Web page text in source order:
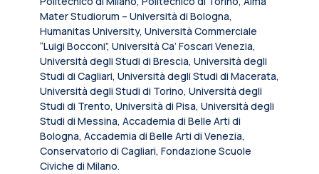
Mater Studiorum – Università di Bologna,
Humanitas University, Università Commerciale
“Luigi Bocconi”, Università Ca’ Foscari Venezia,
Università degli Studi di Brescia, Università degli
Studi di Cagliari, Università degli Studi di Macerata,
Università degli Studi di Torino, Università degli
Studi di Trento, Università di Pisa, Università degli
Studi di Messina, Accademia di Belle Arti di
Bologna, Accademia di Belle Arti di Venezia,
Conservatorio di Cagliari, Fondazione Scuole
Civiche di Milano.